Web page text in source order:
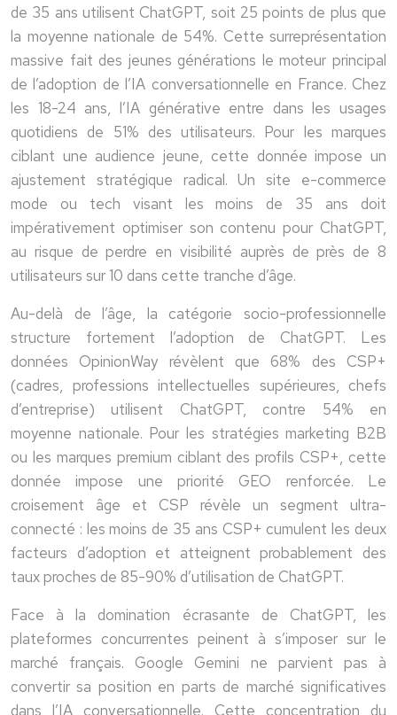
de 35 ans utilisent ChatGPT, soit 25 points de plus que
la moyenne nationale de 54%. Cette surreprésentation
massive fait des jeunes générations le moteur principal
de l’adoption de l’IA conversationnelle en France. Chez
les 18-24 ans, l’IA générative entre dans les usages
quotidiens de 51% des utilisateurs. Pour les marques
ciblant une audience jeune, cette donnée impose un
ajustement stratégique radical. Un site e-commerce
mode ou tech visant les moins de 35 ans doit
impérativement optimiser son contenu pour ChatGPT,
au risque de perdre en visibilité auprès de près de 8
utilisateurs sur 10 dans cette tranche d’âge.
Au-delà de l’âge, la catégorie socio-professionnelle
structure fortement l’adoption de ChatGPT. Les
données OpinionWay révèlent que 68% des CSP+
(cadres, professions intellectuelles supérieures, chefs
d’entreprise) utilisent ChatGPT, contre 54% en
moyenne nationale. Pour les stratégies marketing B2B
ou les marques premium ciblant des profils CSP+, cette
donnée impose une priorité GEO renforcée. Le
croisement âge et CSP révèle un segment ultra-
connecté : les moins de 35 ans CSP+ cumulent les deux
facteurs d’adoption et atteignent probablement des
taux proches de 85-90% d’utilisation de ChatGPT.
Face à la domination écrasante de ChatGPT, les
plateformes concurrentes peinent à s’imposer sur le
marché français. Google Gemini ne parvient pas à
convertir sa position en parts de marché significatives
dans l’IA conversationnelle. Cette concentration du